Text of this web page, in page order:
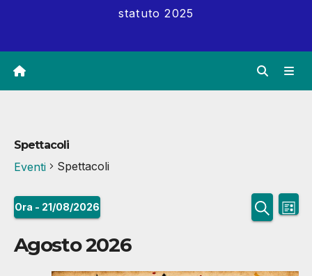
statuto 2025
Spettacoli
Eventi Spettacoli
Eventi
E
er
E
L
Ora - 21/08/2026
e
Agosto 2026